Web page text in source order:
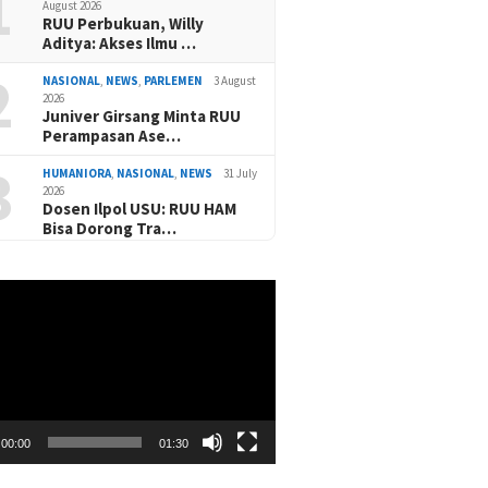
August 2026
RUU Perbukuan, Willy
Aditya: Akses Ilmu …
NASIONAL, NEWS, PARLEMEN
3 August
2026
Juniver Girsang Minta RUU
Perampasan Ase…
HUMANIORA, NASIONAL, NEWS
31 July
2026
Dosen Ilpol USU: RUU HAM
Bisa Dorong Tra…
00:00 01:30